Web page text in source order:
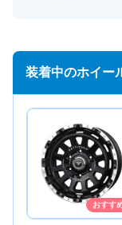
装着中のホイー
おすす